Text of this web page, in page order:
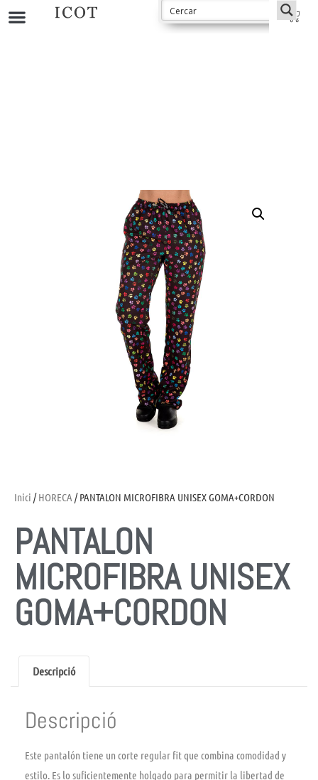
Inici /HORECA / PANTALON MICROFIBRA UNISEX GOMA+CORDON
PANTALON
MICROFIBRA UNISEX
GOMA+CORDON
Descripció
Descripció
Este pantalón tiene un corte regular fit que combina comodidad y
estilo. Es lo suficientemente holgado para permitir la libertad de